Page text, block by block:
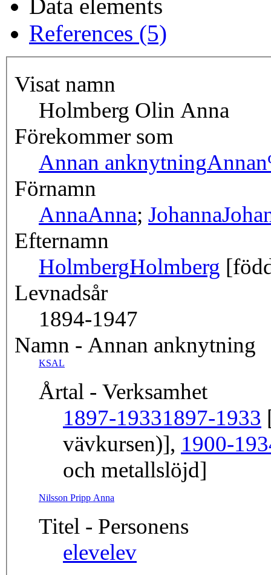
Data elements
References (5)
Visat namn
Holmberg Olin Anna
Förekommer som
Annan anknytning
Förnamn
AnnaAnna; Johanna
Efternamn
HolmbergHolmberg
Levnadsår
1894-1947
Namn - Annan anknytning
KSAL
Årtal - Verksamhet
1897-19331897-1933
vävkursen)], 1900-
och metallslöjd]
Nilsson Pripp Anna
Titel - Personens
elevelev